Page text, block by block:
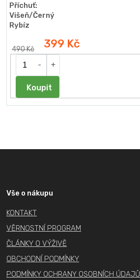
Příchuť:
Višeň/Černý
Rybíz
490 Kč 399 Kč
Do košíku
Vše o nákupu
KONTAKT
VĚRNOSTNÍ PROGRAM
ČLÁNKY O VÝŽIVĚ
OBCHODNÍ PODMÍNKY
PODMÍNKY OCHRANY OSOBNÍCH ÚDAJŮ